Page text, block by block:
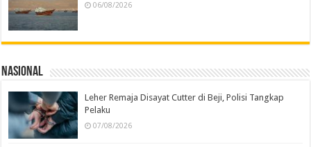
06/08/2026
Nasional
Leher Remaja Disayat Cutter di Beji, Polisi Tangkap
Pelaku
07/08/2026